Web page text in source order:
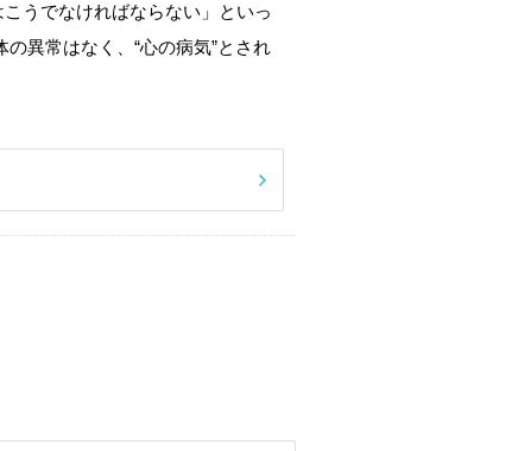
うでなければならない」といっ
異常はなく、“心の病気”とされ